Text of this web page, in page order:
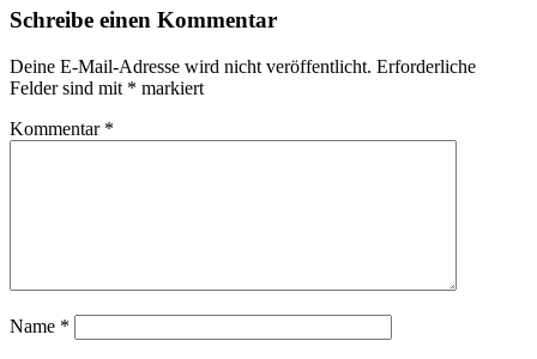
Schreibe einen Kommentar
Deine E-Mail-Adresse wird nicht veröffentlicht. Erforderliche
Felder sind mit * markiert
Kommentar *
Name *